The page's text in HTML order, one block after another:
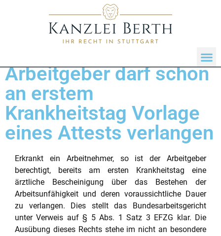
Arbeitgeber darf schon
an erstem
Krankheitstag Vorlage
eines Attests verlangen
Erkrankt ein Arbeitnehmer, so ist der Arbeitgeber
berechtigt, bereits am ersten Krankheitstag eine
ärztliche Bescheinigung über das Bestehen der
Arbeitsunfähigkeit und deren voraussichtliche Dauer
zu verlangen. Dies stellt das Bundesarbeitsgericht
unter Verweis auf § 5 Abs. 1 Satz 3 EFZG klar. Die
Ausübung dieses Rechts stehe im nicht an besondere